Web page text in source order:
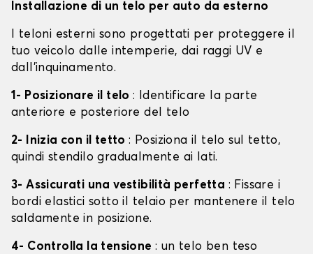
Installazione di un telo per auto da esterno
I teloni esterni sono progettati per proteggere il
tuo veicolo dalle intemperie, dai raggi UV e
dall'inquinamento.
1- Posizionare il telo: Identificare la parte
anteriore e posteriore del telo
2- Inizia con il tetto: Posiziona il telo sul tetto,
quindi stendilo gradualmente ai lati.
3- Assicurati una vestibilità perfetta : Fissare i
bordi elastici sotto il telaio per mantenere il telo
saldamente in posizione.
4- Controlla la tensione : un telo ben teso